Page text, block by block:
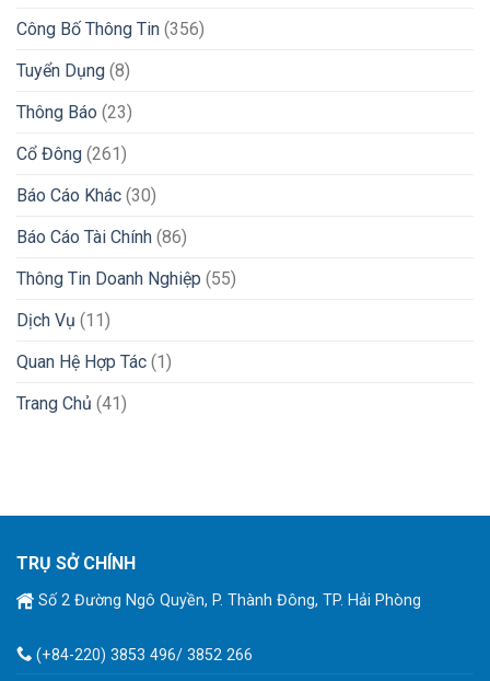
Công Bố Thông Tin (356)
Tuyển Dụng (8)
Thông Báo (23)
Cổ Đông (261)
Báo Cáo Khác (30)
Báo Cáo Tài Chính (86)
Thông Tin Doanh Nghiệp (55)
Dịch Vụ (11)
Quan Hệ Hợp Tác (1)
Trang Chủ (41)
TRỤ SỞ CHÍNH
Số 2 Đường Ngô Quyền, P. Thành Đông, TP. Hải Phòng
(+84-220) 3853 496/ 3852 266